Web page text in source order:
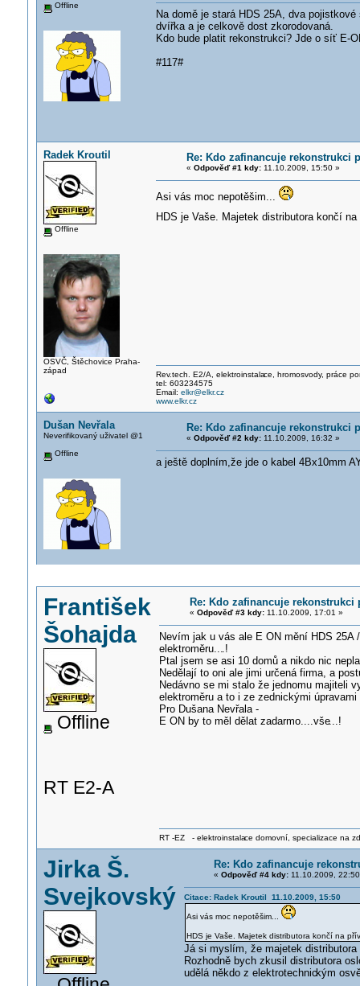
Offline
Na domě je stará HDS 25A, dva
dvířka a je celkově dost zkorodovaná.
Kdo bude platit rekonstrukci? Jde o síť E-
#117#
Radek Kroutil
Offline
OSVČ, Štěchovice Praha-
západ
Re: Kdo zafinancuje rekonstrukci
« Odpověď #1 kdy:11.10.2009, 15:50 »
Asi vás moc nepotěšim...
HDS je Vaše. Majetek distributora končí
Rev.tech. E2/A, elektroinstalace, hromosvody, práce
tel: 603234575
Email: elkr@elkr.cz
www.elkr.cz
Dušan Nevřala
Neverifikovaný uživatel @1
Offline
Re: Kdo zafinancuje rekonstrukci
« Odpověď #2 kdy:11.10.2009, 16:32 »
a ještě doplním,že jde o kabel 4Bx10mm
František
Šohajda
Offline
RT E2-A
Re: Kdo zafinancuje
« Odpověď #3 kdy:11.10.2009, 17:01 »
Nevím jak u vás ale E ON mění HDS
elektroměru....!
Ptal jsem se asi 10 domů a nikdo nic
Nedělají to oni ale jimi určená firma, a
Nedávno se mi stalo že jednomu majiteli
elektroměru a to i ze zednickými
Pro Dušana Nevřala -
E ON by to měl dělat zadarmo....vše...!
RT -EZ - elektroinstalace domovní, specializace na
Jirka Š.
Svejkovský
Re: Kdo zafinancuje
« Odpověď #4 kdy:11.10.2009,
Citace: Radek Kroutil 11.10.2009, 15:50
Asi vás moc nepotěšim...
HDS je Vaše. Majetek distributora končí na
Já si myslím, že majetek
Rozhodně bych zkusil distributora
udělá někdo z elektrotechnickým